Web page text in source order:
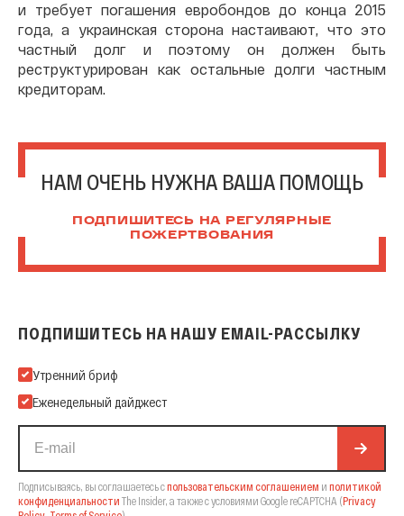
и требует погашения евробондов до конца 2015
года, а украинская сторона настаивают, что это
частный долг и поэтому он должен быть
реструктурирован как остальные долги частным
кредиторам.
НАМ ОЧЕНЬ НУЖНА ВАША ПОМОЩЬ
ПОДПИШИТЕСЬ НА РЕГУЛЯРНЫЕ
ПОЖЕРТВОВАНИЯ
ПОДПИШИТЕСЬ НА НАШУ EMAIL-РАССЫЛКУ
Подпишитесь на нашу Email-рассылку
Утренний бриф
Еженедельный дайджест
Подписываясь, вы соглашаетесь спользовательским соглашением и политикой
конфиденциальности The Insider, а также с условиями Google reCAPTCHA (Privacy